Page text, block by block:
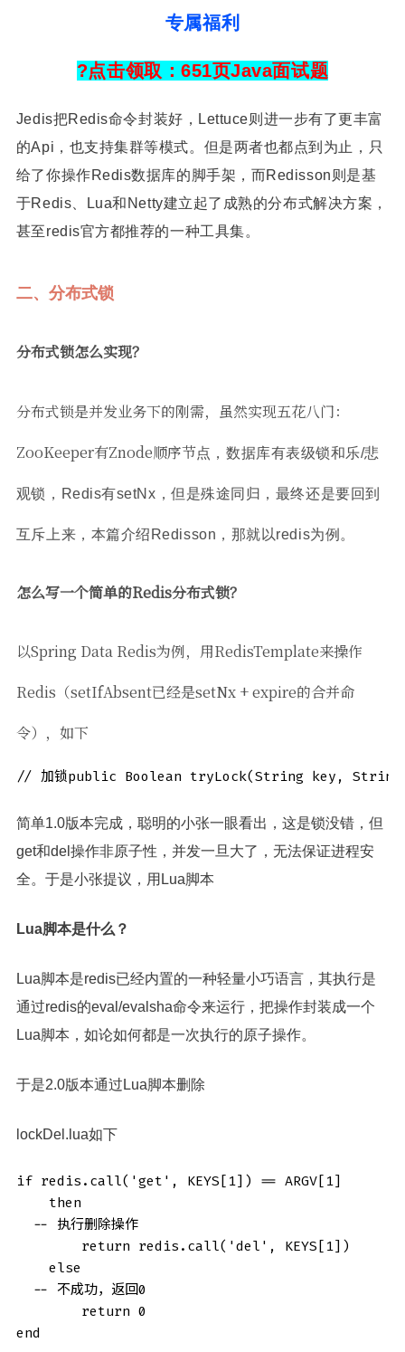
专属福利
?点击领取：651页Java面试题
Jedis把Redis命令封装好，Lettuce则进一步有了更丰富
的Api，也支持集群等模式。 但是两者也都点到为止，只
给了你操作Redis数据库的脚手架，而Redisson则是基
于Redis、Lua和Netty建立起了成熟的分布式解决方案，
甚至redis官方都推荐的一种工具集。
二、分布式锁
分布式锁怎么实现？
分布式锁是并发业务下的刚需，虽然实现五花八门：
ZooKeeper有Znode顺序节点，数据库有表级锁和乐/悲
观锁，Redis有setNx，但是殊途同归，最终还是要回到
互斥上来，本篇介绍Redisson，那就以redis为例。
怎么写一个简单的Redis分布式锁？
以Spring Data Redis为例，用RedisTemplate来操作
Redis（setIfAbsent已经是setNx + expire的合并命
令），如下
// 加锁public Boolean tryLock(String key,
简单1.0版本完成，聪明的小张一眼看出，这是锁没错，但
get和del操作非原子性，并发一旦大了，无法保证进程安
全。于是小张提议，用Lua脚本
Lua脚本是什么？
Lua脚本是redis已经内置的一种轻量小巧语言，其执行是
通过redis的eval/evalsha命令来运行，把操作封装成一个
Lua脚本，如论如何都是一次执行的原子操作。
于是2.0版本通过Lua脚本删除
lockDel.lua如下
if redis.call('get', KEYS[1]) == ARGV[1]
    then
  -- 执行删除操作
        return redis.call('del', KEYS[1])
    else
  -- 不成功，返回0
        return 0
end